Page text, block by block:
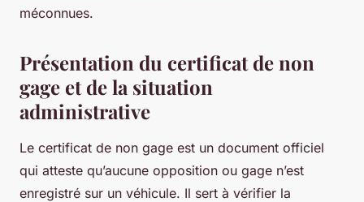
méconnues.
Présentation du certificat de non
gage et de la situation
administrative
Le certificat de non gage est un document officiel
qui atteste qu’aucune opposition ou gage n’est
enregistré sur un véhicule. Il sert à vérifier la